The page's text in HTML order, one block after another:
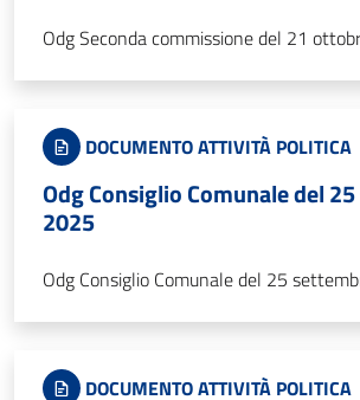
Odg Seconda commissione del 21
DOCUMENTO ATTIVITÀ POLITICA
Odg Consiglio Comunale del
2025
Odg Consiglio Comunale del 25
DOCUMENTO ATTIVITÀ POLITICA